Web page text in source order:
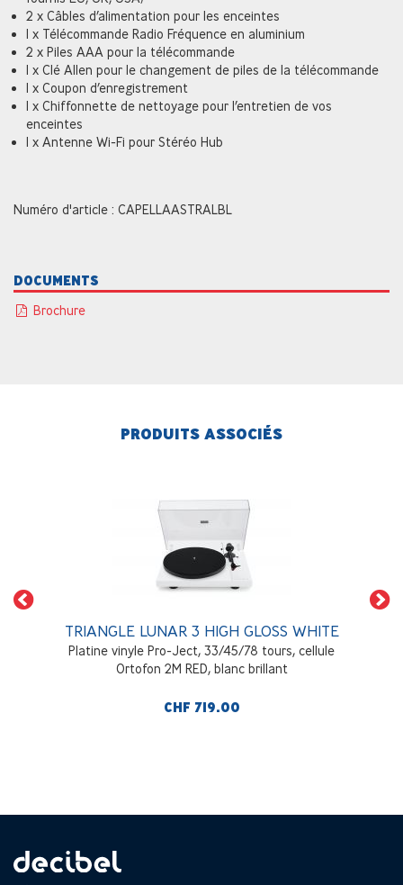
2 x Câbles d’alimentation pour les enceintes
1 x Télécommande Radio Fréquence en aluminium
2 x Piles AAA pour la télécommande
1 x Clé Allen pour le changement de piles de la télécommande
1 x Coupon d’enregistrement
1 x Chiffonnette de nettoyage pour l’entretien de vos
enceintes
1 x Antenne Wi-Fi pour Stéréo Hub
Numéro d'article : CAPELLAASTRALBL
DOCUMENTS
Brochure
PRODUITS ASSOCIÉS
TRIANGLE LUNAR 3 HIGH GLOSS WHITE
Platine vinyle Pro-Ject, 33/45/78 tours, cellule
Ortofon 2M RED, blanc brillant
CHF 719.00